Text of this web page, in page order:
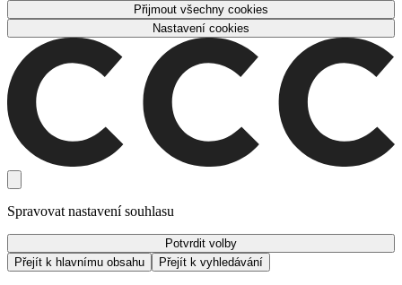
Přijmout všechny cookies
Nastavení cookies
Spravovat nastavení souhlasu
Potvrdit volby
Přejít k hlavnímu obsahu
Přejít k vyhledávání